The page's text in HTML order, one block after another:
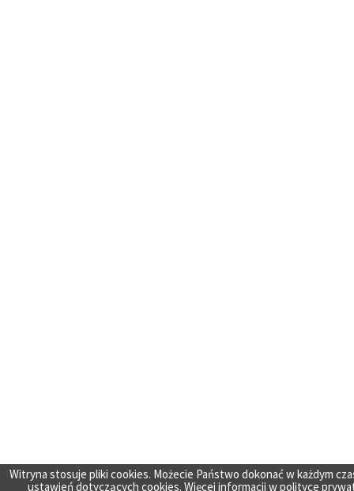
Witryna stosuje pliki cookies. Możecie Państwo dokonać w każdym
ustawień dotyczących cookies. Więcej informacji wpolityce